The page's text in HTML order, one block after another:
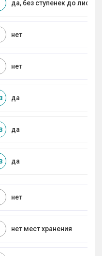
да, без ступенек до лифта
нет
нет
да
да
да
нет
нет мест хранения